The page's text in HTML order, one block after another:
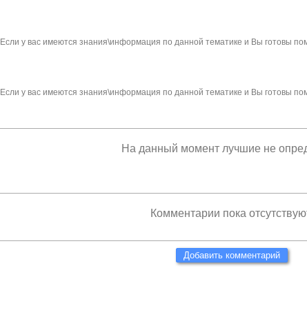
Если у вас имеются знания\информация по данной тематике и Вы готовы
Если у вас имеются знания\информация по данной тематике и Вы готовы
На данный момент лучшие не
Комментарии пока
Добавить комментарий